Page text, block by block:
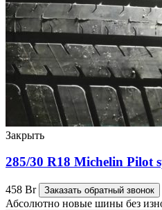
Закрыть
285/30 R18 Michelin Pilot
458 Br Заказать обратный звонок
Абсолютно новые шины без